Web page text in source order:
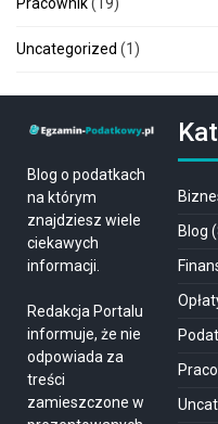
Uncategorized (1)
Blog o podatkach
na którym
znajdziesz wiele
ciekawych
informacji.
Redakcja Portalu
informuje, że nie
odpowiada za
treści
zamieszczone w
Blog